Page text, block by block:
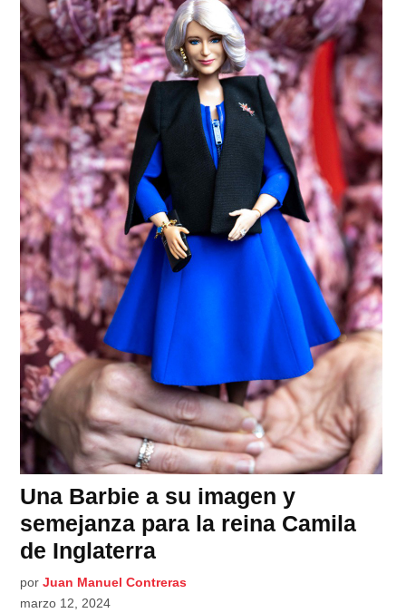
Una Barbie a su imagen y
semejanza para la reina Camila
de Inglaterra
por Juan Manuel Contreras
marzo 12, 2024